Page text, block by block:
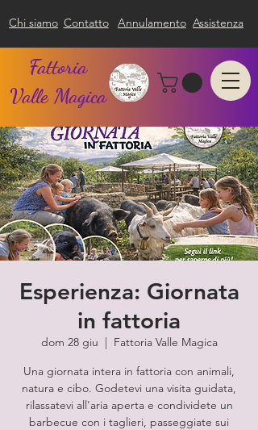
Chi siamo Contatto Annulamento Assistenza
Fattoria
Valle Magica
Esperienza: Giornata
in fattoria
dom 28 giu
  |
Fattoria Valle Magica
Una giornata intera in fattoria con animali,
natura e cibo. Godetevi una visita guidata,
rilassatevi all'aria aperta e condividete un
barbecue con i taglieri, passeggiate sui